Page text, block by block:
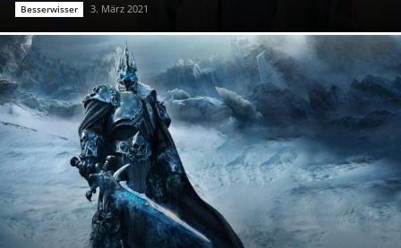
Besserwisser 3. März 2021